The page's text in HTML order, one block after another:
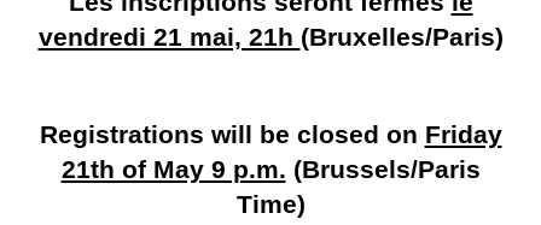
vendredi 21 mai, 21h (Bruxelles/Paris)
Registrations will be closed on Friday
21th of May 9 p.m. (Brussels/Paris
Time)